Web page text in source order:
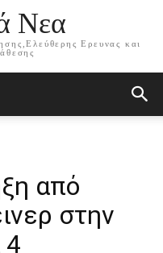
Νεα
Ερευνας και
από
στην
4